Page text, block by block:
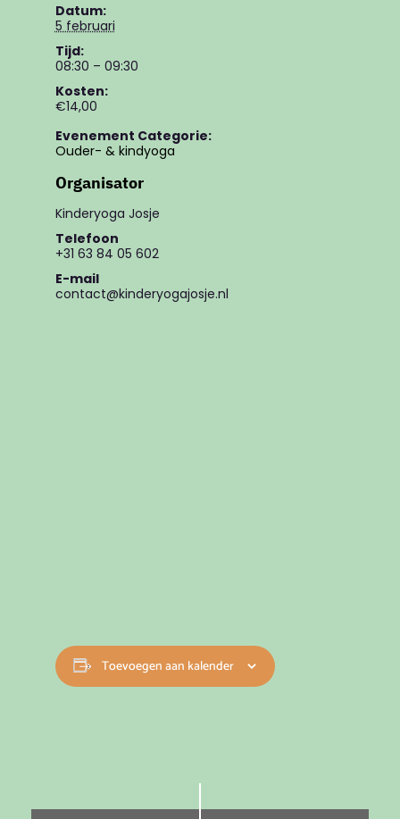
Datum:
5 februari
Tijd:
08:30 – 09:30
Kosten:
€14,00
Evenement Categorie:
Ouder- & kindyoga
Organisator
Kinderyoga Josje
Telefoon
+31 63 84 05 602
E-mail
contact@kinderyogajosje.nl
Toevoegen aan kalender